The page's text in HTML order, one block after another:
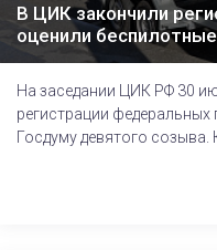
В ЦИК закончили
оценили
На заседании ЦИК РФ 30
регистрации
Госдуму девятого созыва.